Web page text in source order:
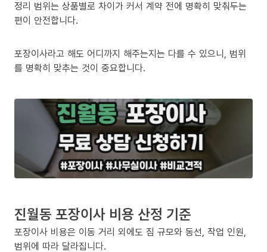
정리 범위는 상품별로 차이가 커서 계약 전에 명확히 맞춰두는
편이 안전합니다.
포장이사라고 해도 어디까지 해주는지는 다를 수 있으니, 범위
를 명확히 맞추는 것이 중요합니다.
진월동 포장이사 비용 산정 기준
포장이사 비용은 이동 거리 외에도 짐 규모와 동선, 작업 인원,
범위에 따라 달라집니다.